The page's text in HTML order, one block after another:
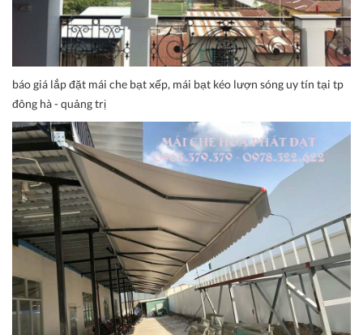
báo giá lắp đặt mái che bạt xếp, mái bạt kéo lượn sóng uy tín tại tp
đông hà - quảng trị